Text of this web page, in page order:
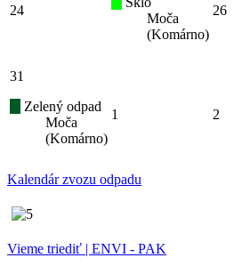
24
Moča
(Komárno)
26
31
Zelený odpad
Moča
(Komárno)
1 2
Kalendár zvozu odpadu
Vieme triediť | ENVI - PAK